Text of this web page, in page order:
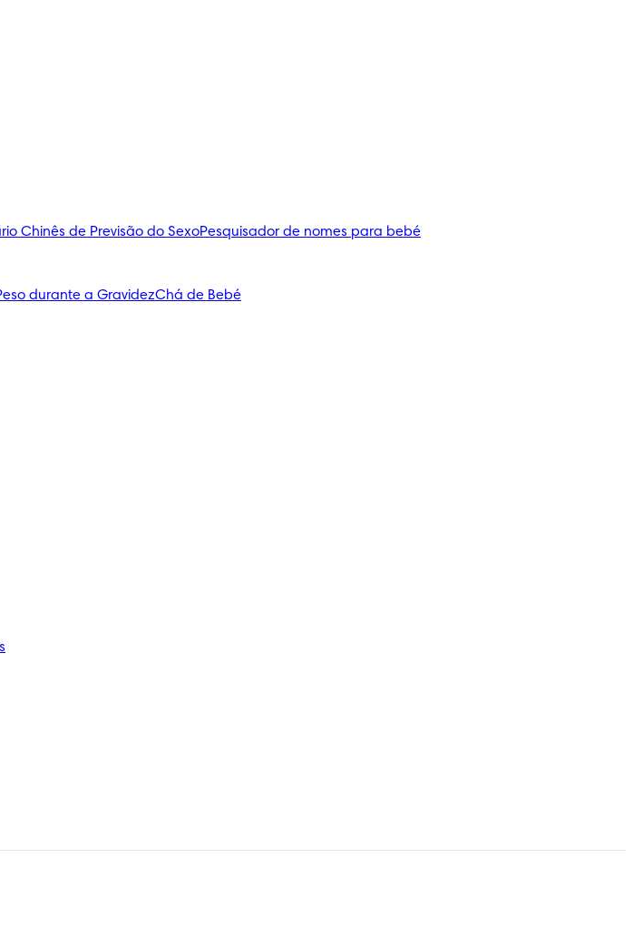
Chinês de Previsão do SexoPesquisador de nomes para bebé
durante a GravidezChá de Bebé